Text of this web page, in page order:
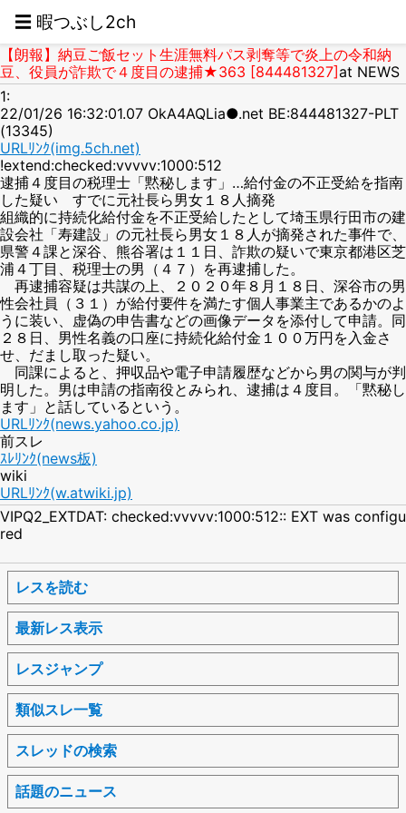
☰ 暇つぶし2ch
【朗報】納豆ご飯セット生涯無料パス剥奪等で炎上の令和納
豆、役員が詐欺で４度目の逮捕★363 [844481327]at NEWS
1:
22/01/26 16:32:01.07 OkA4AQLia●.net BE:844481327-PLT
(13345)
URLﾘﾝｸ(img.5ch.net)
!extend:checked:vvvvv:1000:512
逮捕４度目の税理士「黙秘します」…給付金の不正受給を指南
した疑い すでに元社長ら男女１８人摘発
組織的に持続化給付金を不正受給したとして埼玉県行田市の建
設会社「寿建設」の元社長ら男女１８人が摘発された事件で、
県警４課と深谷、熊谷署は１１日、詐欺の疑いで東京都港区芝
浦４丁目、税理士の男（４７）を再逮捕した。
再逮捕容疑は共謀の上、２０２０年８月１８日、深谷市の男
性会社員（３１）が給付要件を満たす個人事業主であるかのよ
うに装い、虚偽の申告書などの画像データを添付して申請。同
２８日、男性名義の口座に持続化給付金１００万円を入金さ
せ、だまし取った疑い。
同課によると、押収品や電子申請履歴などから男の関与が判
明した。男は申請の指南役とみられ、逮捕は４度目。「黙秘し
ます」と話しているという。
URLﾘﾝｸ(news.yahoo.co.jp)
前スレ
ｽﾚﾘﾝｸ(news板)
wiki
URLﾘﾝｸ(w.atwiki.jp)
VIPQ2_EXTDAT: checked:vvvvv:1000:512:: EXT was configu
red
レスを読む
最新レス表示
レスジャンプ
類似スレ一覧
スレッドの検索
話題のニュース